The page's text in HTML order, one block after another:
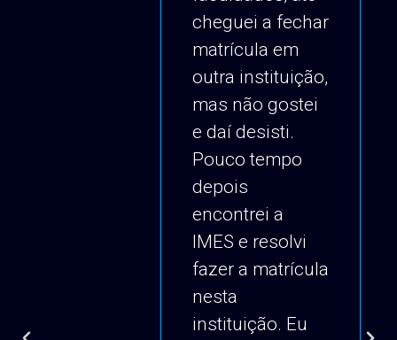
cheguei a fechar
matrícula em
outra instituição,
mas não gostei
e daí desisti.
Pouco tempo
depois
encontrei a
IMES e resolvi
fazer a matrícula
nesta
instituição. Eu